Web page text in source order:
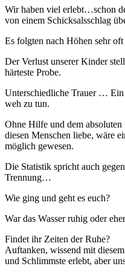
Wir haben viel erlebt…schon
von einem Schicksalsschlag
Es folgten nach Höhen sehr
Der Verlust unserer Kinder
härteste Probe.
Unterschiedliche Trauer …
weh zu tun.
Ohne Hilfe und dem absoluten
diesen Menschen liebe, wäre
möglich gewesen.
Die Statistik spricht auch
Trennung…
Wie ging und geht es euch?
War das Wasser ruhig oder
Findet ihr Zeiten der Ruhe?
Auftanken, wissend mit
und Schlimmste erlebt, aber